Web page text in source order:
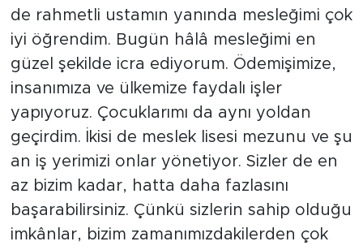
de rahmetli ustamın yanında mesleğimi çok
iyi öğrendim. Bugün hâlâ mesleğimi en
güzel şekilde icra ediyorum. Ödemişimize,
insanımıza ve ülkemize faydalı işler
yapıyoruz. Çocuklarımı da aynı yoldan
geçirdim. İkisi de meslek lisesi mezunu ve şu
an iş yerimizi onlar yönetiyor. Sizler de en
az bizim kadar, hatta daha fazlasını
başarabilirsiniz. Çünkü sizlerin sahip olduğu
imkânlar, bizim zamanımızdakilerden çok